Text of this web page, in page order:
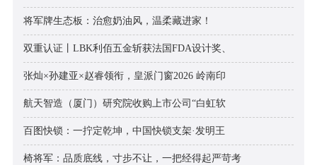
将军牌生态板：治愈奶油风，温柔藏进家！
双重认证丨LBK利佰五金斩获法国FDA设计奖、
张灿×孙建亚×赵睿领衔，皇派门窗2026 岭南印
航天智造（厦门）研究院收购上市公司“白虹软
百图快锁：一拧定乾坤，中国快锁支架·发明王
椅将军：品质底线，寸步不让，一把经得起严苛考